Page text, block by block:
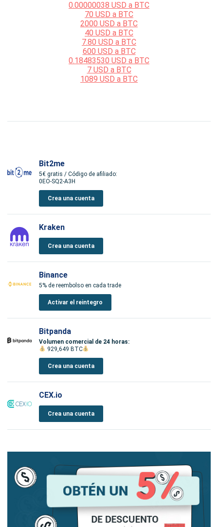
0.00000038 USD a BTC
70 USD a BTC
2000 USD a BTC
40 USD a BTC
7.80 USD a BTC
600 USD a BTC
0.18483530 USD a BTC
7 USD a BTC
1089 USD a BTC
Bit2me
5€ gratis / Código de afiliado:
0EO-SQ2-A3H
Crea una cuenta
Kraken
Crea una cuenta
Binance
5% de reembolso en cada trade
Activar el reintegro
Bitpanda
Volumen comercial de 24 horas:
929,649 BTC
Crea una cuenta
CEX.io
Crea una cuenta